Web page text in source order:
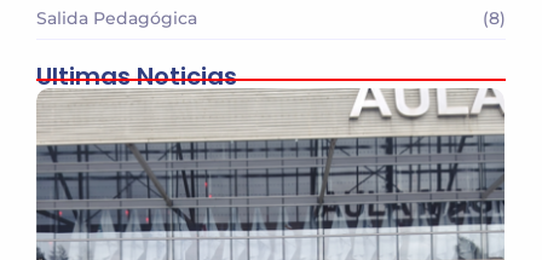
Salida Pedagógica
(8)
Ultimas Noticias